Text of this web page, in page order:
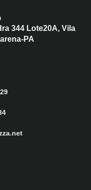
344 Lote20A, Vila
PA